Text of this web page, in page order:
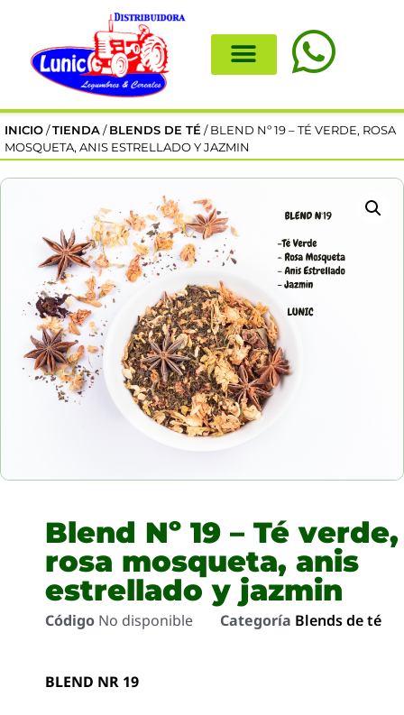
INICIO /TIENDA / BLENDS DE TÉ / BLEND Nº 19 – TÉ VERDE, ROSA
MOSQUETA, ANIS ESTRELLADO Y JAZMIN
Blend Nº 19 – Té verde,
rosa mosqueta, anis
estrellado y jazmin
Código No disponible Categoría Blends de té
BLEND NR 19